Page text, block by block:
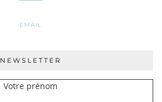
EMAIL
NEWSLETTER
Votre prénom